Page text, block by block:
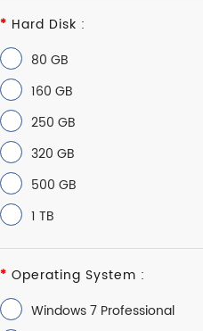
Hard Disk :
80 GB
160 GB
250 GB
320 GB
500 GB
1 TB
Operating System :
Windows 7 Professional